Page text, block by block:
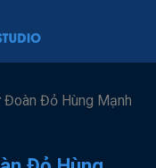
Đỏ Hùng Mạnh